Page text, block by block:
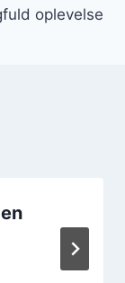
oplevelse